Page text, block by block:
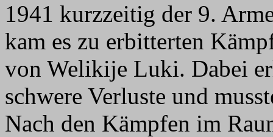
1941 kurzzeitig der 9.
kam es zu erbitterten
von Welikije Luki. Dabei
schwere Verluste und
Nach den Kämpfen im